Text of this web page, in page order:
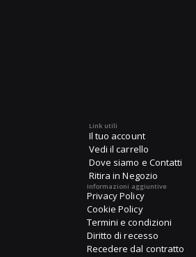
Link utili
Il tuo account
Vedi il carrello
Dove siamo e Contatti
Ritira in Negozio
Informazioni aggiuntive
Privacy Policy
Cookie Policy
Termini e condizioni
Diritto di recesso
Recedere dal contratto